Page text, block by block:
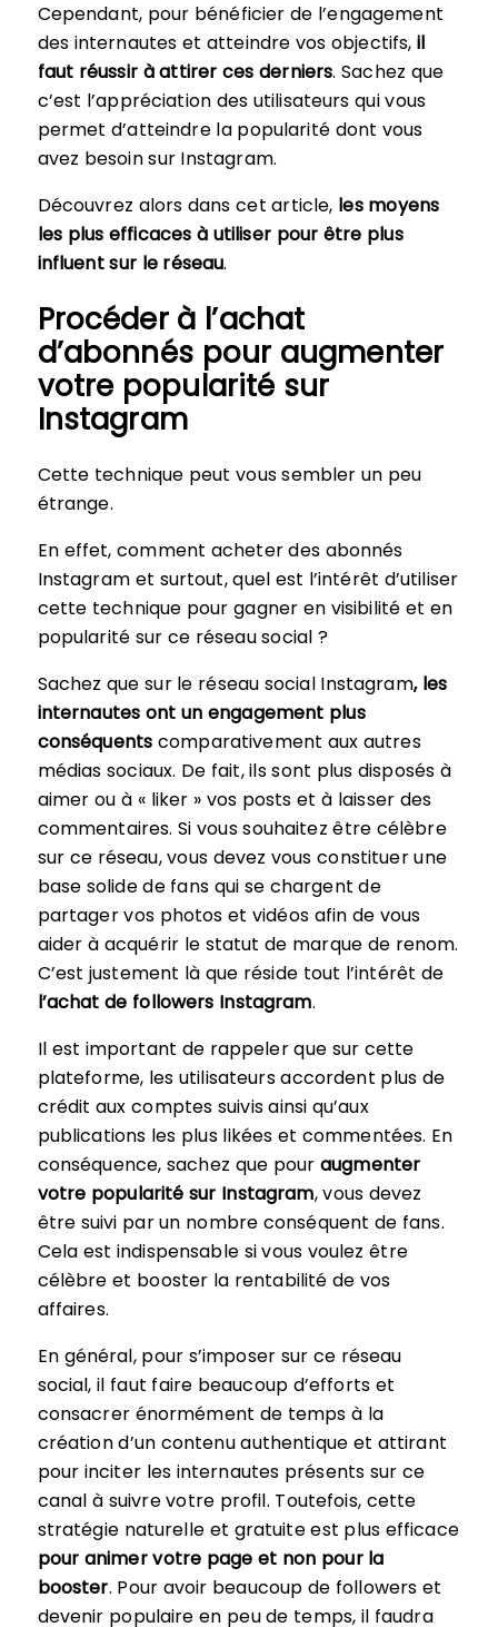
Cependant, pour bénéficier de l’engagement
des internautes et atteindre vos objectifs,il
faut réussir à attirer ces derniers. Sachez que
c’est l’appréciation des utilisateurs qui vous
permet d’atteindre la popularité dont vous
avez besoin sur Instagram.
Découvrez alors dans cet article, les moyens
les plus efficaces à utiliser pour être plus
influent sur le réseau.
Procéder à l’achat
d’abonnés pour augmenter
votre popularité sur
Instagram
Cette technique peut vous sembler un peu
étrange.
En effet, comment acheter des abonnés
Instagram et surtout, quel est l’intérêt d’utiliser
cette technique pour gagner en visibilité et en
popularité sur ce réseau social ?
Sachez que sur le réseau social Instagram, les
internautes ont un engagement plus
conséquents comparativement aux autres
médias sociaux. De fait, ils sont plus disposés à
aimer ou à « liker » vos posts et à laisser des
commentaires. Si vous souhaitez être célèbre
sur ce réseau, vous devez vous constituer une
base solide de fans qui se chargent de
partager vos photos et vidéos afin de vous
aider à acquérir le statut de marque de renom.
C’est justement là que réside tout l’intérêt de
l’achat de followers Instagram.
Il est important de rappeler que sur cette
plateforme, les utilisateurs accordent plus de
crédit aux comptes suivis ainsi qu’aux
publications les plus likées et commentées. En
conséquence, sachez que pour augmenter
votre popularité sur Instagram, vous devez
être suivi par un nombre conséquent de fans.
Cela est indispensable si vous voulez être
célèbre et booster la rentabilité de vos
affaires.
En général, pour s’imposer sur ce réseau
social, il faut faire beaucoup d’efforts et
consacrer énormément de temps à la
création d’un contenu authentique et attirant
pour inciter les internautes présents sur ce
canal à suivre votre profil. Toutefois, cette
stratégie naturelle et gratuite est plus efficace
pour animer votre page et non pour la
booster. Pour avoir beaucoup de followers et
devenir populaire en peu de temps, il faudra